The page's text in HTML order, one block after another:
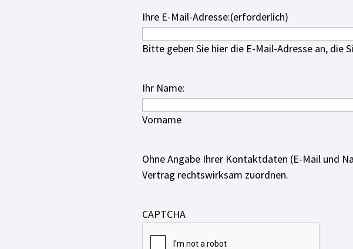
Ihre E-Mail-Adresse:(erforderlich)
Bitte geben Sie hier die E-Mail-Adresse an, die
Ihr Name:
Vorname
Ohne Angabe Ihrer Kontaktdaten (E-Mail und
Vertrag rechtswirksam zuordnen.
CAPTCHA